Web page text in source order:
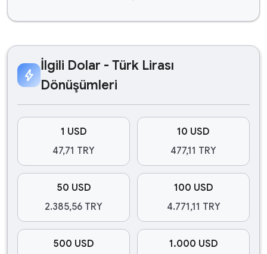
bolt
İlgili Dolar - Türk Lirası
Dönüşümleri
1 USD
47,71 TRY
10 USD
477,11 TRY
50 USD
2.385,56 TRY
100 USD
4.771,11 TRY
500 USD
1.000 USD